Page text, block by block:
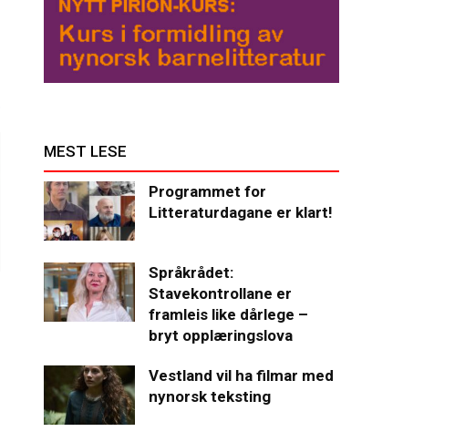
MEST LESE
Programmet for
Litteraturdagane er klart!
Språkrådet:
Stavekontrollane er
framleis like dårlege –
bryt opplæringslova
Vestland vil ha filmar med
nynorsk teksting